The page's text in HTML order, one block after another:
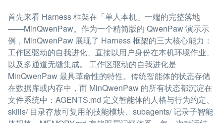
首先来看 Harness 框架在「单人本机」一端的完整落地
——MinQwenPaw。作为一个精简版的 QwenPaw 演示示
例，MinQwenPaw 展现了 Harness 框架的三大核心能力：
工作区驱动的自我进化、直接以用户身份在本机环境作业、
以及多通道无缝集成。 工作区驱动的自我进化是
MinQwenPaw 最具革命性的特性。传统智能体的状态存储
在数据库或内存中，而 MinQwenPaw 的所有状态都沉淀在
文件系统中：AGENTS.md 定义智能体的人格与行为约定、
skills/ 目录存放可复用的技能模块、subagents/ 记录子智能